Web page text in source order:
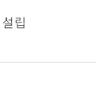
립